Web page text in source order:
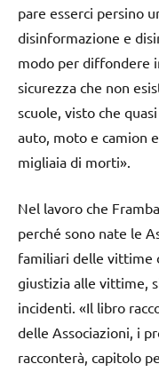
pare esserci persino
disinformazione e
modo per diffondere
sicurezza che non
scuole, visto che
auto, moto e camion
migliaia di morti».
Nel lavoro che
perché sono nate le
familiari delle vittime
giustizia alle vittime,
incidenti. «Il libro
delle Associazioni, i
racconterà, capitolo